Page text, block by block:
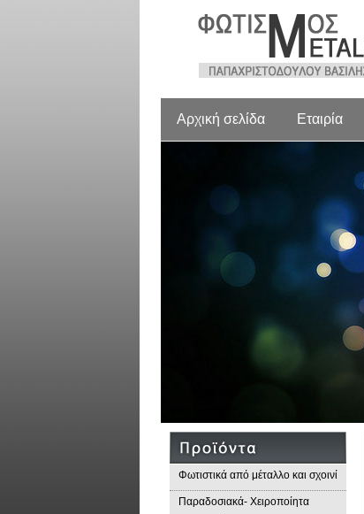
Αρχική σελίδα Εταιρία
Φωτιστικά από μέταλλο και σχοινί
Παραδοσιακά- Χειροποίητα